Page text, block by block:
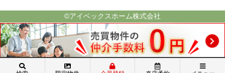
©アイベックスホーム株式会社